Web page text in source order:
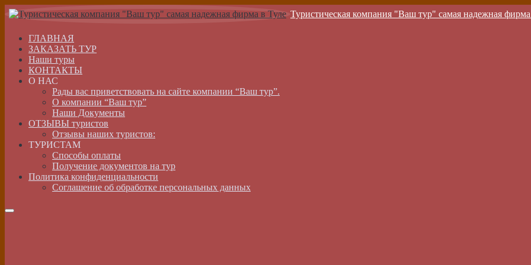
Туристическая компания "Ваш тур" самая надежная
ГЛАВНАЯ
ЗАКАЗАТЬ ТУР
Наши туры
КОНТАКТЫ
О НАС
Рады вас приветствовать на сайте компании “Ваш тур”.
О компании “Ваш тур”
Наши Документы
ОТЗЫВЫ туристов
Отзывы наших туристов:
ТУРИСТАМ
Способы оплаты
Получение документов на тур
Политика конфиденциальности
Соглашение об обработке персональных данных